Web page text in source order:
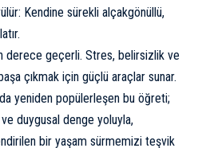
Kendine sürekli alçakgönüllü,
derece geçerli. Stres, belirsizlik ve
çıkmak için güçlü araçlar sunar.
yeniden popülerleşen bu öğreti;
duygusal denge yoluyla,
bir yaşam sürmemizi teşvik